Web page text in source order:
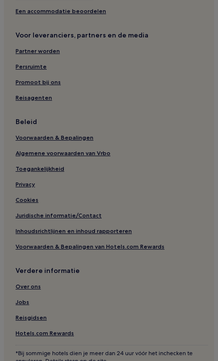
Een accommodatie beoordelen
Voor leveranciers, partners en de media
Partner worden
Persruimte
Promoot bij ons
Reisagenten
Beleid
Voorwaarden & Bepalingen
Algemene voorwaarden van Vrbo
Toegankelijkheid
Privacy
Cookies
Juridische informatie/Contact
Inhoudsrichtlijnen en inhoud rapporteren
Voorwaarden & Bepalingen van Hotels.com Rewards
Verdere informatie
Over ons
Jobs
Reisgidsen
Hotels.com Rewards
*Bij sommige hotels dien je meer dan 24 uur vóór het inchecken te